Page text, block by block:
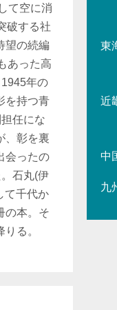
て空に消
破する社
望の続編
あった高
年の
を持つ青
任にな
、彰を裏
会ったの
石丸(伊
て千代か
の本。そ
る。
東
近
中
九